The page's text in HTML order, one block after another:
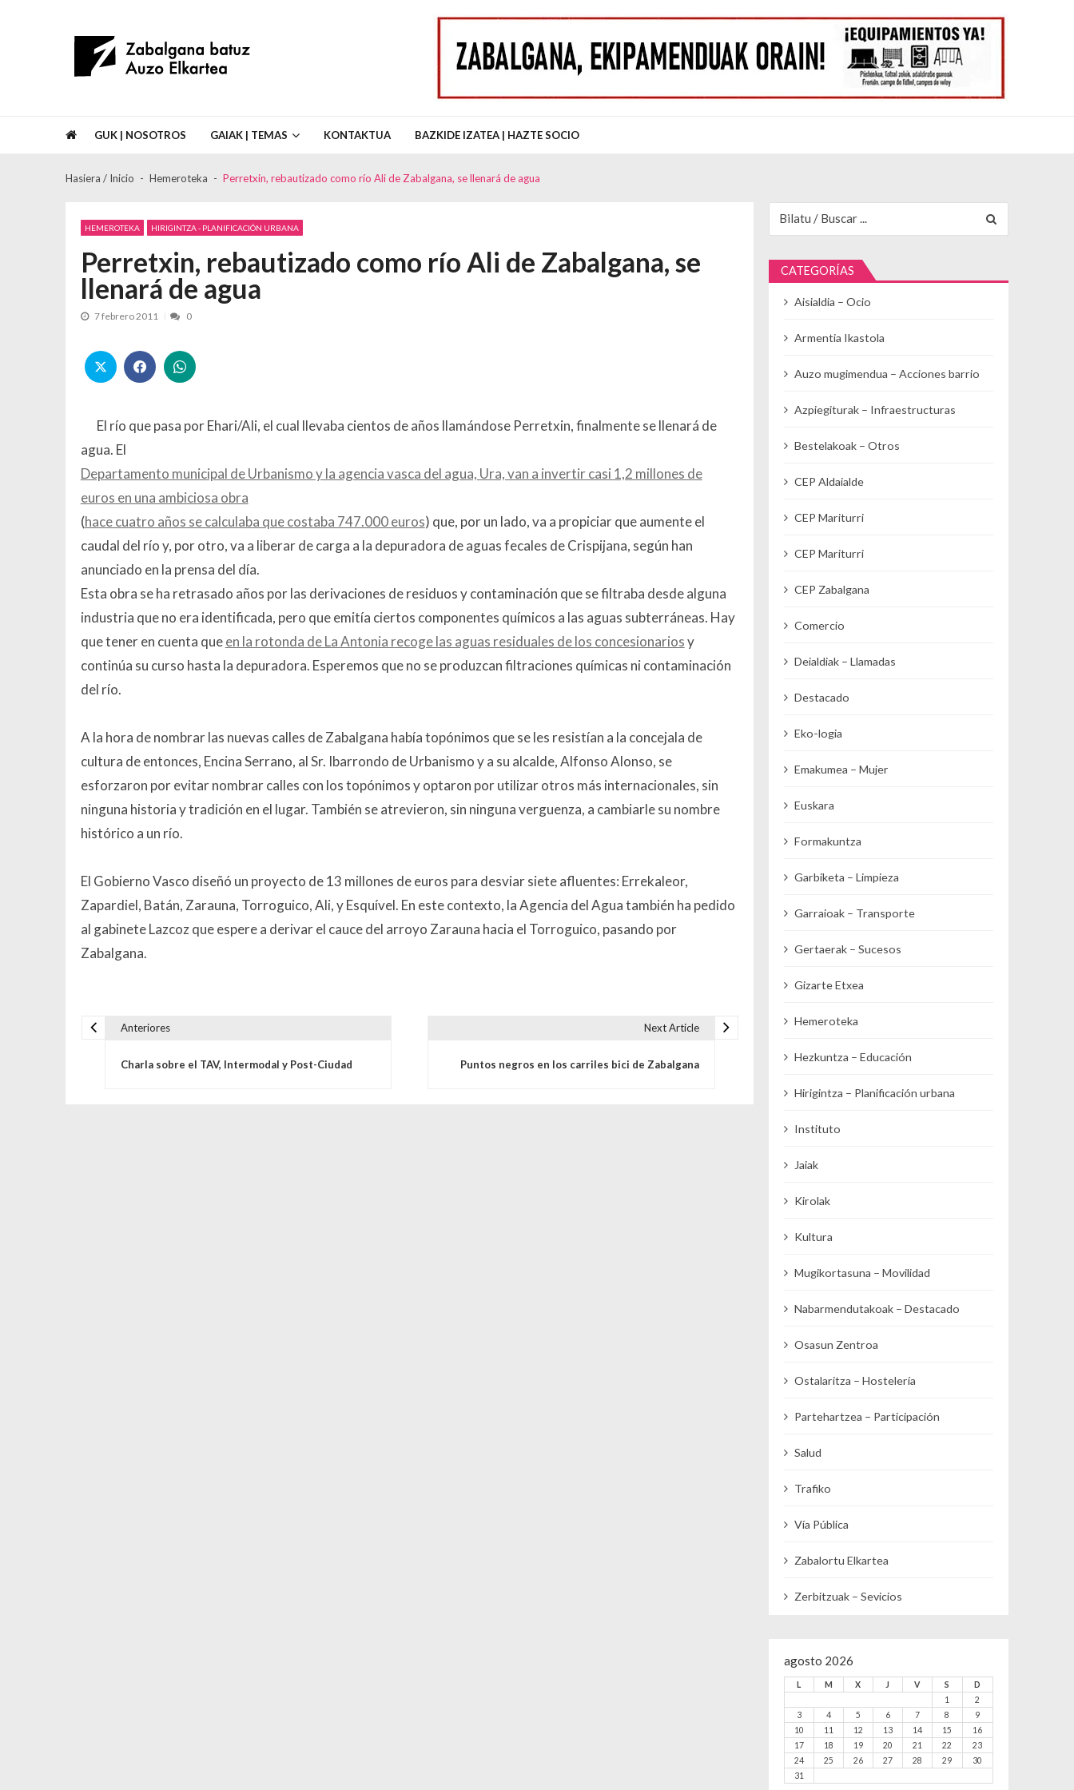
Asociación de Vecinos Zabalgana Batuz Auzo Elkartea
GUK | NOSOTROS GAIAK | TEMAS KONTAKTUA BAZKIDE IZATEA | HAZTE SOCIO
Hasiera / Inicio Hemeroteka Perretxin, rebautizado como río Ali de Zabalgana, se llenará de agua
HEMEROTEKA HIRIGINTZA - PLANIFICACIÓN URBANA
Perretxin, rebautizado como río Ali de Zabalgana, se
llenará de agua
7 febrero 2011 0
El río que pasa por Ehari/Ali, el cual llevaba cientos de años llamándose Perretxin, finalmente se llenará de
agua. El
Departamento municipal de Urbanismo y la agencia vasca del agua, Ura, van a invertir casi 1,2 millones de
euros en una ambiciosa obra
(hace cuatro años se calculaba que costaba 747.000 euros) que, por un lado, va a propiciar que aumente el
caudal del río y, por otro, va a liberar de carga a la depuradora de aguas fecales de Crispijana, según han
anunciado en la prensa del día.
Esta obra se ha retrasado años por las derivaciones de residuos y contaminación que se filtraba desde alguna
industria que no era identificada, pero que emitía ciertos componentes químicos a las aguas subterráneas. Hay
que tener en cuenta queen la rotonda de La Antonia recoge las aguas residuales de los concesionariosy
continúa su curso hasta la depuradora. Esperemos que no se produzcan filtraciones químicas ni contaminación
del río.
A la hora de nombrar las nuevas calles de Zabalgana había topónimos que se les resistían a la concejala de
cultura de entonces, Encina Serrano, al Sr. Ibarrondo de Urbanismo y a su alcalde, Alfonso Alonso, se
esforzaron por evitar nombrar calles con los topónimos y optaron por utilizar otros más internacionales, sin
ninguna historia y tradición en el lugar. También se atrevieron, sin ninguna verguenza, a cambiarle su nombre
histórico a un río.
El Gobierno Vasco diseñó un proyecto de 13 millones de euros para desviar siete afluentes: Errekaleor,
Zapardiel, Batán, Zarauna, Torroguico, Ali, y Esquível. En este contexto, la Agencia del Agua también ha pedido
al gabinete Lazcoz que espere a derivar el cauce del arroyo Zarauna hacia el Torroguico, pasando por
Zabalgana.
Anteriores
Charla sobre el TAV, Intermodal y Post-Ciudad
Next Article
Puntos negros en los carriles bici de Zabalgana
CATEGORÍAS
Aisialdia – Ocio
Armentia Ikastola
Auzo mugimendua – Acciones barrio
Azpiegiturak – Infraestructuras
Bestelakoak – Otros
CEP Aldaialde
CEP Mariturri
CEP Mariturri
CEP Zabalgana
Comercio
Deialdiak – Llamadas
Destacado
Eko-logia
Emakumea – Mujer
Euskara
Formakuntza
Garbiketa – Limpieza
Garraioak – Transporte
Gertaerak – Sucesos
Gizarte Etxea
Hemeroteka
Hezkuntza – Educación
Hirigintza – Planificación urbana
Instituto
Jaiak
Kirolak
Kultura
Mugikortasuna – Movilidad
Nabarmendutakoak – Destacado
Osasun Zentroa
Ostalaritza – Hostelería
Partehartzea – Participación
Salud
Trafiko
Vía Pública
Zabalortu Elkartea
Zerbitzuak – Sevicios
agosto 2026
L M X J V S
D
1
2
3
4 5 6 7 8
9
10
11 12 13 14 15
16
17
18 19 20 21 22
23
24
25 26 27 28 29
30
31